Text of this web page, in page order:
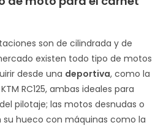
son de cilindrada y de
existen todo tipo de motos
desde una deportiva, como la
RC125, ambas ideales para
pilotaje; las motos desnudas o
hueco con máquinas como la